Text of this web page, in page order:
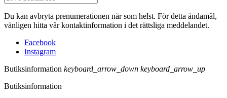
Du kan avbryta prenumerationen när som helst. För detta ändamål,
vänligen hitta vår kontaktinformation i det rättsliga meddelandet.
Facebook
Instagram
Butiksinformation keyboard_arrow_down keyboard_arrow_up
Butiksinformation